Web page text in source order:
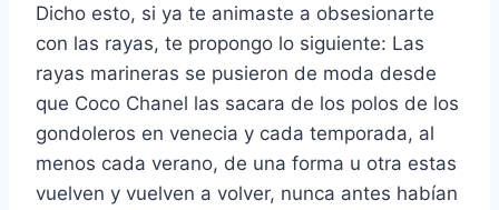
Dicho esto, si ya te animaste a obsesionarte
con las rayas, te propongo lo siguiente: Las
rayas marineras se pusieron de moda desde
que Coco Chanel las sacara de los polos de los
gondoleros en venecia y cada temporada, al
menos cada verano, de una forma u otra estas
vuelven y vuelven a volver, nunca antes habían